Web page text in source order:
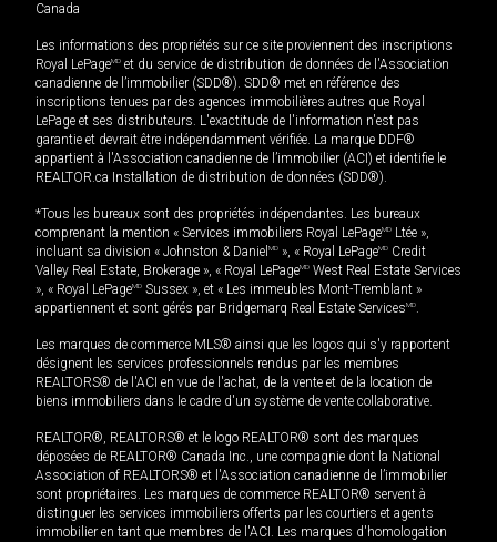
Canada
Les informations des propriétés sur ce site proviennent des inscriptions
Royal LePageMD et du service de distribution de données de l'Association
canadienne de l’immobilier (SDD®). SDD® met en référence des
inscriptions tenues par des agences immobilières autres que Royal
LePage et ses distributeurs. L'exactitude de l'information n'est pas
garantie et devrait être indépendamment vérifiée. La marque DDF®
appartient à l'Association canadienne de l’immobilier (ACI) et identifie le
REALTOR.ca Installation de distribution de données (SDD®).
*Tous les bureaux sont des propriétés indépendantes. Les bureaux
comprenant la mention « Services immobiliers Royal LePageMD Ltée »,
incluant sa division « Johnston & Daniel MD », « Royal LePageMD Credit
Valley Real Estate, Brokerage », « Royal LePageMD West Real Estate Services
», « Royal LePageMD Sussex », et « Les immeubles Mont-Tremblant »
appartiennent et sont gérés par Bridgemarq Real Estate ServicesMD.
Les marques de commerce MLS® ainsi que les logos qui s'y rapportent
désignent les services professionnels rendus par les membres
REALTORS® de l'ACI en vue de l'achat, de la vente et de la location de
biens immobiliers dans le cadre d'un système de vente collaborative.
REALTOR®, REALTORS® et le logo REALTOR® sont des marques
déposées de REALTOR® Canada Inc., une compagnie dont la National
Association of REALTORS® et l'Association canadienne de l’immobilier
sont propriétaires. Les marques de commerce REALTOR® servent à
distinguer les services immobiliers offerts par les courtiers et agents
immobilier en tant que membres de l'ACI. Les marques d'homologation